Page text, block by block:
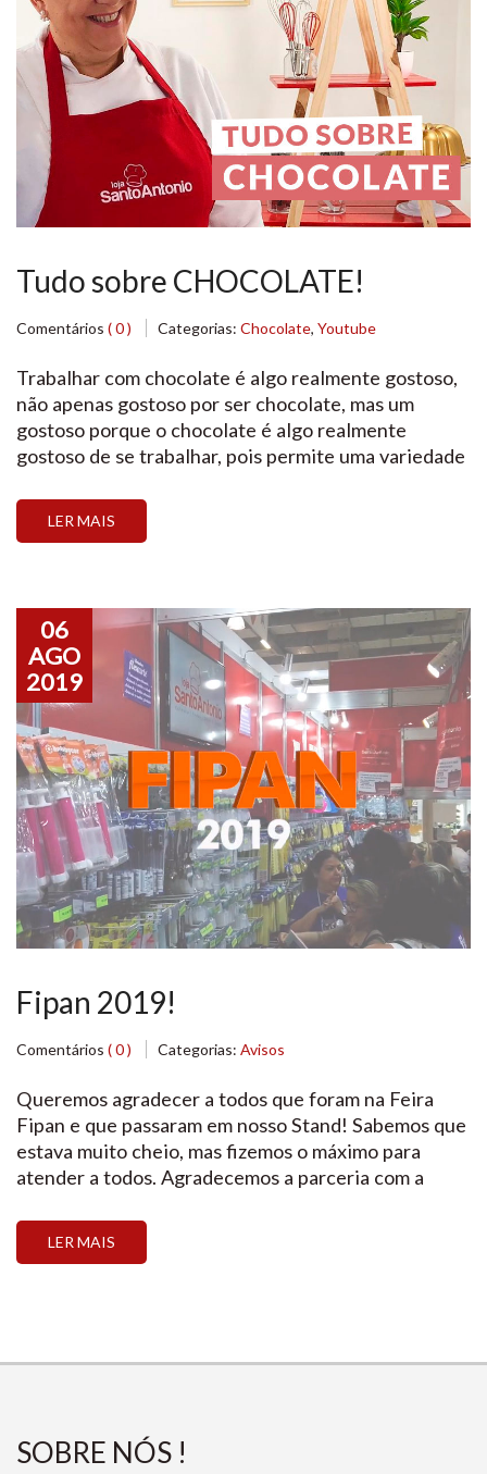
Tudo sobre CHOCOLATE!
Comentários ( 0 ) Categorias: Chocolate, Youtube
Trabalhar com chocolate é algo realmente gostoso,
não apenas gostoso por ser chocolate, mas um
gostoso porque o chocolate é algo realmente
gostoso de se trabalhar, pois permite uma variedade
com o chocolate ou quem quer iniciar nesse ramo,
preparamos uma playlist no nosso canal do […]
LER MAIS
Fipan 2019!
Comentários ( 0 ) Categorias: Avisos
Queremos agradecer a todos que foram na Feira
Fipan e que passaram em nosso Stand! Sabemos que
estava muito cheio, mas fizemos o máximo para
atender a todos. Agradecemos a parceria com a
você que confiou no nosso trabalho e nos nossos
preços! Obrigada a todos que fizeram […]
LER MAIS
06
AGO
2019
SOBRE NÓS !